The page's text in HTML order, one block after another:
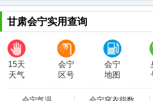
甘肃会宁实用查询
15天
天气
会宁
区号
会宁
地图